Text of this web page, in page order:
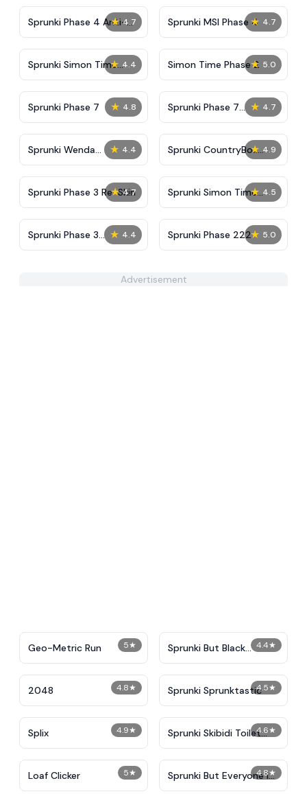
★ 4.7
Sprunki Phase 4 Anti-
Shifted
★ 4.7
Sprunki MSI Phase 4
★ 4.4
Sprunki Simon Time
Phase 2
★ 5.0
Simon Time Phase 2
★ 4.8
Sprunki Phase 7 ★ 4.7
Sprunki Phase 7
Definitive (Fanmade)
★ 4.4
Sprunki Wenda
Treatment Phase 40
★ 4.9
Sprunki CountryBox
Dark Phase
★ 4.7
Sprunki Phase 3 Re-Skin ★ 4.5
Sprunki Simon Time
PHASE 3
★ 4.4
Sprunki Phase 3
Remaster But More
★ 5.0
Sprunki Phase 222
Advertisement
5★
Geo-Metric Run 4.4★
Sprunki But Black
Replace with Sakta
4.8★
2048 4.5★
Sprunki Sprunktastic
4.9★
Splix 4.6★
Sprunki Skibidi Toilet
Remake 4.5
5★
Loaf Clicker 4.8★
Sprunki But Everyone is
Big